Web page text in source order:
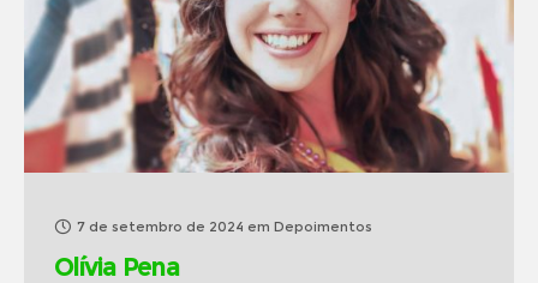
7 de setembro de 2024 em Depoimentos
Olívia Pena